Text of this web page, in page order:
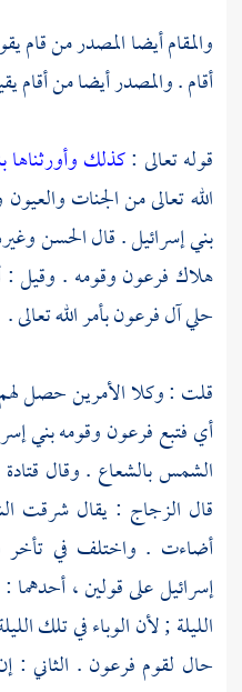
والمقام أيضا المصدر من قام
أقام . والمصدر أيضا من أقام
قوله تعالى :كذلك وأورثناها
الله تعالى من الجنات والعيون
بني إسرائيل. قالالحسن
هلاك فرعونوقومه . وقيل :
حليآلفرعونبأمر الله تعالى .
قلت : وكلا الأمرين حصل
أي فتبع فرعون وقومه بني
الشمس بالشعاع . وقال قتادة
قال الزجاج : يقال شرقت
أضاءت . واختلف في تأخر
إسرائيلعلى قولين ، أحدهما
الليلة ; لأن الوباء في تلك
حال لقوم فرعون . الثاني :